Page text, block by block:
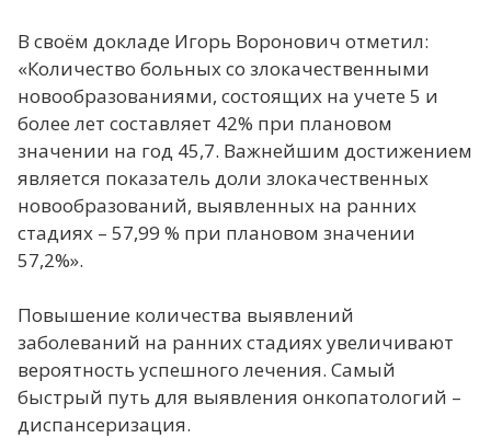
В своём докладе Игорь Воронович отметил:
«Количество больных со злокачественными
новообразованиями, состоящих на учете 5 и
более лет составляет 42% при плановом
значении на год 45,7. Важнейшим достижением
является показатель доли злокачественных
новообразований, выявленных на ранних
стадиях – 57,99 % при плановом значении
57,2%».
Повышение количества выявлений
заболеваний на ранних стадиях увеличивают
вероятность успешного лечения. Самый
быстрый путь для выявления онкопатологий –
диспансеризация.